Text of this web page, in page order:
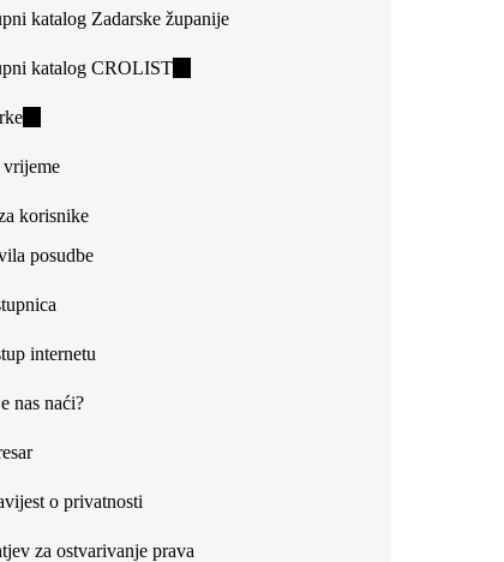
katalog Zadarske županije
katalog CROLIST(link
(link
external)
korisnike
posudbe
internetu
nas naći?
o privatnosti
za ostvarivanje prava